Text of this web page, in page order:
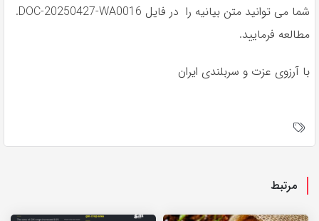
شما می توانید متن بیانیه را در فایل DOC-20250427-WA0016.
مطالعه فرمایید.
با آرزوی عزت و سربلندی ایران
مرتبط